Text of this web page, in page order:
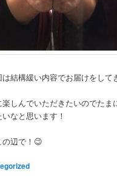
結構緩い内容でお届けをして
しんでいただきたいのでたま
なと思います！
辺で！😉